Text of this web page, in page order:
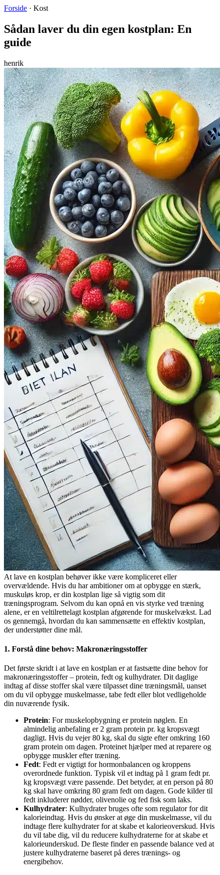
Forside · Kost
Sådan laver du din egen kostplan: En
guide
henrik
At lave en kostplan behøver ikke være kompliceret eller
overvældende. Hvis du har ambitioner om at opbygge en stærk,
muskuløs krop, er din kostplan lige så vigtig som dit
træningsprogram. Selvom du kan opnå en vis styrke ved træning
alene, er en veltilrettelagt kostplan afgørende for muskelvækst. Lad
os gennemgå, hvordan du kan sammensætte en effektiv kostplan,
der understøtter dine mål.
1. Forstå dine behov: Makronæringsstoffer
Det første skridt i at lave en kostplan er at fastsætte dine behov for
makronæringsstoffer – protein, fedt og kulhydrater. Dit daglige
indtag af disse stoffer skal være tilpasset dine træningsmål, uanset
om du vil opbygge muskelmasse, tabe fedt eller blot vedligeholde
din nuværende fysik.
Protein: For muskelopbygning er protein nøglen. En
almindelig anbefaling er 2 gram protein pr. kg kropsvægt
dagligt. Hvis du vejer 80 kg, skal du sigte efter omkring 160
gram protein om dagen. Proteinet hjælper med at reparere og
opbygge muskler efter træning.
Fedt: Fedt er vigtigt for hormonbalancen og kroppens
overordnede funktion. Typisk vil et indtag på 1 gram fedt pr.
kg kropsvægt være passende. Det betyder, at en person på 80
kg skal have omkring 80 gram fedt om dagen. Gode kilder til
fedt inkluderer nødder, olivenolie og fed fisk som laks.
Kulhydrater: Kulhydrater bruges ofte som regulator for dit
kalorieindtag. Hvis du ønsker at øge din muskelmasse, vil du
indtage flere kulhydrater for at skabe et kalorieoverskud. Hvis
du vil tabe dig, vil du reducere kulhydraterne for at skabe et
kalorieunderskud. De fleste finder en passende balance ved at
justere kulhydraterne baseret på deres trænings- og
energibehov.